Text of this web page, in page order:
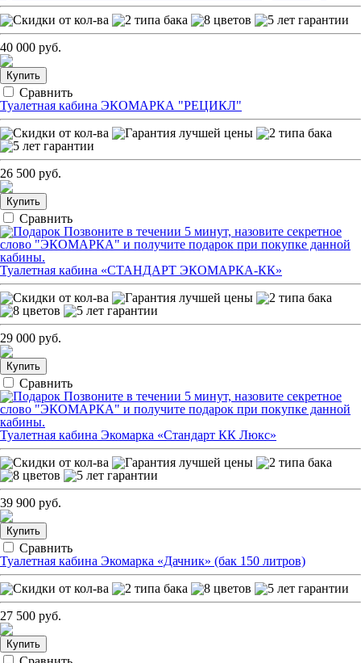
40 000 руб.
Купить
Сравнить
Туалетная кабина ЭКОМАРКА "РЕЦИКЛ"
26 500 руб.
Купить
Сравнить
Позвоните в течении 5 минут, назовите секретное
слово "ЭКОМАРКА" и получите подарок при покупке данной
кабины.
Туалетная кабина «СТАНДАРТ ЭКОМАРКА-КК»
29 000 руб.
Купить
Сравнить
Позвоните в течении 5 минут, назовите секретное
слово "ЭКОМАРКА" и получите подарок при покупке данной
кабины.
Туалетная кабина Экомарка «Стандарт КК Люкс»
39 900 руб.
Купить
Сравнить
Туалетная кабина Экомарка «Дачник» (бак 150 литров)
27 500 руб.
Купить